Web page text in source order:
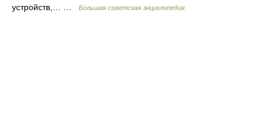
устройств,… …
Большая советская энциклопедия